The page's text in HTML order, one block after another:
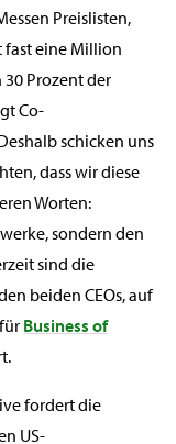
Preislisten,
fast eine Million
Prozent der
Co-
schicken uns
dass wir diese
Worten:
sondern den
sind die
beiden CEOs, auf
Business of
fordert die
US-